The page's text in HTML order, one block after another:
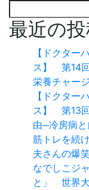
最近の
【ドクター
ス】 第14
栄養チャー
【ドクター
ス】 第13
由─冷房病
筋トレを続
夫さんの爆
なでしこジ
と」 世界大